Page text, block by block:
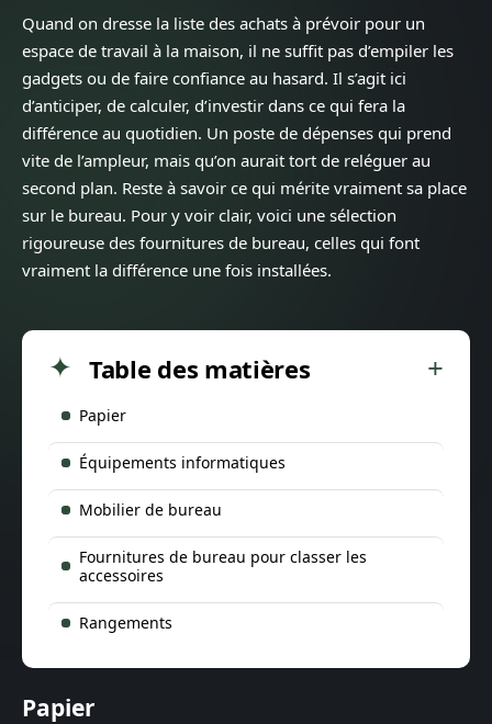
Quand on dresse la liste des achats à prévoir pour un
espace de travail à la maison, il ne suffit pas d’empiler les
gadgets ou de faire confiance au hasard. Il s’agit ici
d’anticiper, de calculer, d’investir dans ce qui fera la
différence au quotidien. Un poste de dépenses qui prend
vite de l’ampleur, mais qu’on aurait tort de reléguer au
second plan. Reste à savoir ce qui mérite vraiment sa place
sur le bureau. Pour y voir clair, voici une sélection
rigoureuse des fournitures de bureau, celles qui font
vraiment la différence une fois installées.
Table des matières
Papier
Équipements informatiques
Mobilier de bureau
Fournitures de bureau pour classer les
accessoires
Rangements
Papier